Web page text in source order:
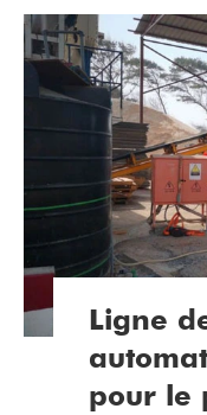
Ligne
pour le